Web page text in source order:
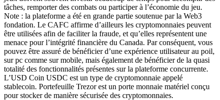
tâches, remporter des combats ou participer à l’économie du jeu.
Note : la plateforme a été en grande partie soutenue par la Web3
fondation. Le CAFC affirme d’ailleurs les cryptomonnaies peuvent
être utilisées afin de faciliter la fraude, et qu’elles représentent une
menace pour l’intégrité financière du Canada. Par conséquent, vous
pouvez être assuré de bénéficier d’une expérience utilisateur au poil,
sur pc comme sur mobile, mais également de bénéficier de la quasi
totalité des fonctionnalités présentes sur la plateforme concurrente.
L’USD Coin USDC est un type de cryptomonnaie appelé
stablecoin. Portefeuille Trezor est un porte monnaie matériel conçu
pour stocker de manière sécurisée des cryptomonnaies.